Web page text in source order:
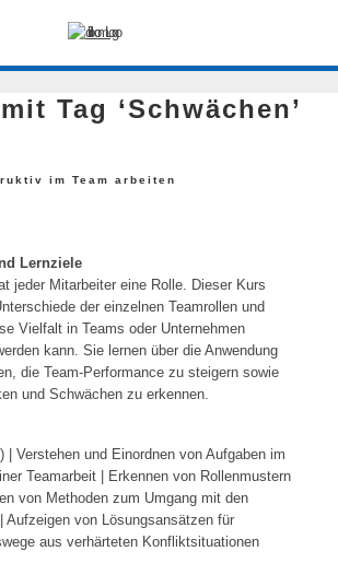
Tag ‘Schwächen’
im Team arbeiten
Lernziele
jeder Mitarbeiter eine Rolle. Dieser Kurs
der einzelnen Teamrollen und
Vielfalt in Teams oder Unternehmen
kann. Sie lernen über die Anwendung
die Team-Performance zu steigern sowie
und Schwächen zu erkennen.
| Verstehen und Einordnen von Aufgaben im
Teamarbeit | Erkennen von Rollenmustern
von Methoden zum Umgang mit den
Aufzeigen von Lösungsansätzen für
aus verhärteten Konfliktsituationen